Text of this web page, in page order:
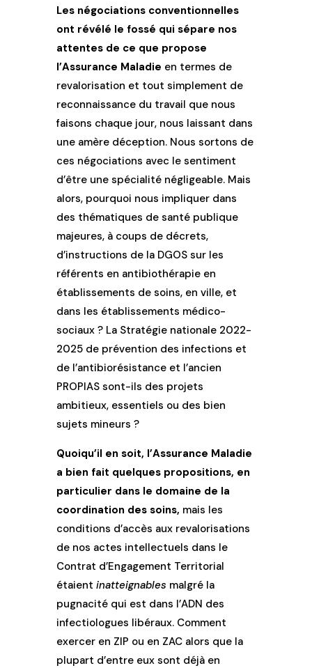
Les négociations conventionnelles
ont révélé le fossé qui sépare nos
attentes de ce que propose
l’Assurance Maladie en termes de
revalorisation et tout simplement de
reconnaissance du travail que nous
faisons chaque jour, nous laissant dans
une amère déception. Nous sortons de
ces négociations avec le sentiment
d’être une spécialité négligeable. Mais
alors, pourquoi nous impliquer dans
des thématiques de santé publique
majeures, à coups de décrets,
d’instructions de la DGOS sur les
référents en antibiothérapie en
établissements de soins, en ville, et
dans les établissements médico-
sociaux ? La Stratégie nationale 2022-
2025 de prévention des infections et
de l’antibiorésistance et l’ancien
PROPIAS sont-ils des projets
ambitieux, essentiels ou des bien
sujets mineurs ?
Quoiqu’il en soit, l’Assurance Maladie
a bien fait quelques propositions, en
particulier dans le domaine de la
coordination des soins, mais les
conditions d’accès aux revalorisations
de nos actes intellectuels dans le
Contrat d’Engagement Territorial
étaient inatteignables malgré la
pugnacité qui est dans l’ADN des
infectiologues libéraux. Comment
exercer en ZIP ou en ZAC alors que la
plupart d’entre eux sont déjà en